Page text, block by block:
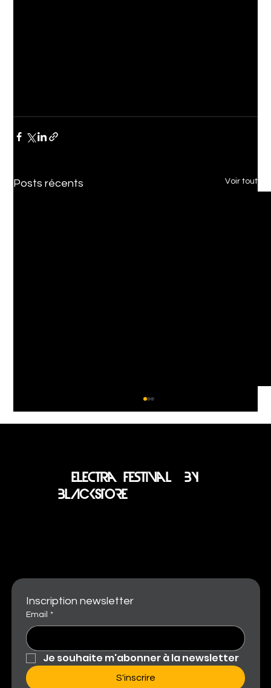
Posts récents Voir tout
electra festival BY
BLACKSTORE
Inscription newsletter
Email *
Je souhaite m'abonner à la newsletter
S'inscrire